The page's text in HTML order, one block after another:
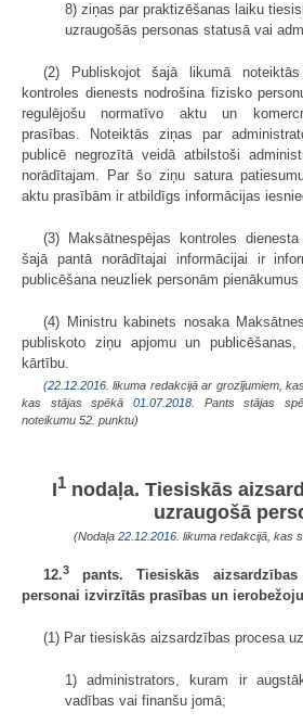
8) ziņas par praktizēšanas laiku
uzraugošās personas statusā vai
(2) Publiskojot šajā likumā noteiktās
kontroles dienests nodrošina fizisko
regulējošu normatīvo aktu un
prasības. Noteiktās ziņas par
publicē negrozītā veidā atbilstoši
norādītajam. Par šo ziņu satura
aktu prasībām ir atbildīgs informācijas
(3) Maksātnespējas kontroles
šajā pantā norādītajai informācijai ir
publicēšana neuzliek personām
(4) Ministru kabinets nosaka
publiskoto ziņu apjomu un
kārtību.
(22.12.2016. likuma redakcijā ar grozījumiem,
kas stājas spēkā 01.07.2018. Pants stājas
noteikumu 52. punktu)
I1nodaļa. Tiesiskās
uzraugošā
(Nodaļa 22.12.2016 . likuma redakcijā, kas
12.3
pants. Tiesiskās
personai izvirzītās prasības un
(1) Par tiesiskās aizsardzības procesa
1) administrators, kuram ir
vadības vai finanšu jomā;